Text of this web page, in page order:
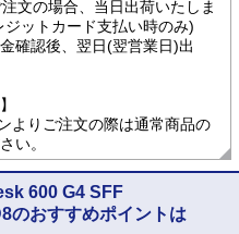
文の場合、当日出荷いたしま
ットカード支払い時のみ)
確認後、翌日(翌営業日)出
よりご注文の際は通常商品の
い。
600 G4 SFF
のおすすめポイントは